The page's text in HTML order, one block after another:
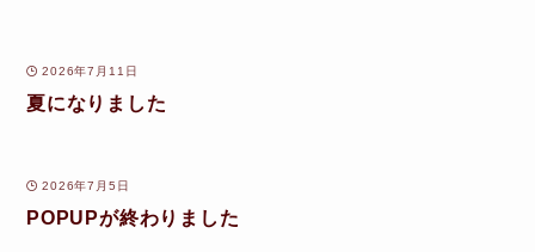
2026年7月11日
夏になりました
2026年7月5日
POPUPが終わりました